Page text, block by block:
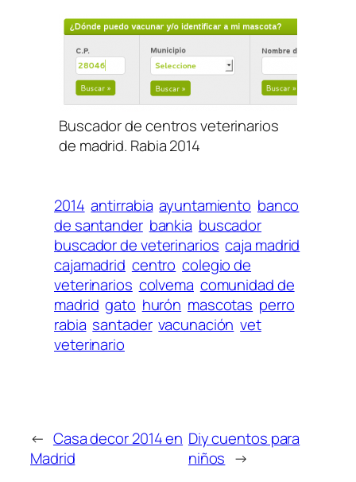
Buscador de centros veterinarios
de madrid. Rabia 2014
2014 antirrabia ayuntamiento banco
de santander bankia buscador
buscador de veterinarios caja madrid
cajamadrid centro colegio de
veterinarios colvema comunidad de
madrid gato hurón mascotas perro
rabia santader vacunación vet
veterinario
← Casa decor 2014 en
Madrid
Diy cuentos para
niños →